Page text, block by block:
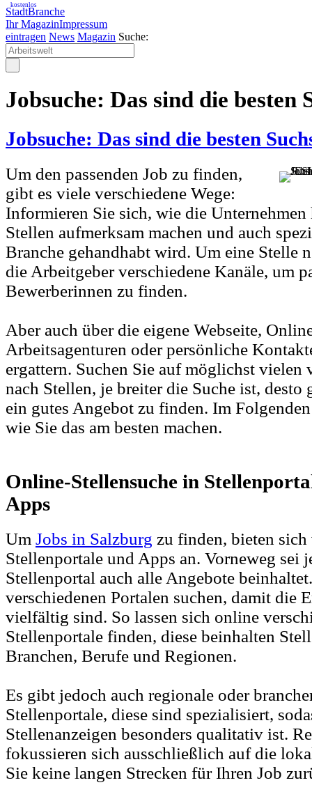
StadtBranche
Ihr MagazinImpressum
kostenlos
eintragen News Magazin Suche:
Jobsuche: Das sind die besten
Jobsuche: Das sind die besten
Um den passenden Job zu finden,
gibt es viele verschiedene Wege:
Informieren Sie sich, wie die Unternehmen
Stellen aufmerksam machen und auch
Branche gehandhabt wird. Um eine Stelle
die Arbeitgeber verschiedene Kanäle, um
Bewerberinnen zu finden.
Aber auch über die eigene Webseite,
Arbeitsagenturen oder persönliche
ergattern. Suchen Sie auf möglichst vielen
nach Stellen, je breiter die Suche ist, desto
ein gutes Angebot zu finden. Im
wie Sie das am besten machen.
Online-Stellensuche in
Apps
Um Jobs in Salzburg zu finden, bieten
Stellenportale und Apps an. Vorneweg sei
Stellenportal auch alle Angebote
verschiedenen Portalen suchen, damit die
vielfältig sind. So lassen sich online
Stellenportale finden, diese beinhalten
Branchen, Berufe und Regionen.
Es gibt jedoch auch regionale oder
Stellenportale, diese sind spezialisiert,
Stellenanzeigen besonders qualitativ ist.
fokussieren sich ausschließlich auf die
Sie keine langen Strecken für Ihren Job